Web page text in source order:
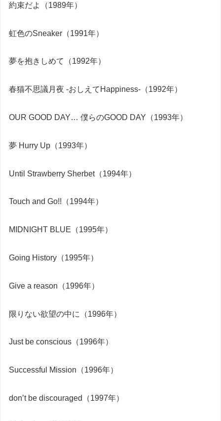
約束だよ（1989年）
虹色のSneaker（1991年）
夢を抱きしめて（1992年）
春猫不思議月夜 -おしえてHappiness-（1992年）
OUR GOOD DAY… 僕らのGOOD DAY（1993年）
夢 Hurry Up（1993年）
Until Strawberry Sherbet（1994年）
Touch and Go!!（1994年）
MIDNIGHT BLUE（1995年）
Going History（1995年）
Give a reason（1996年）
限りない欲望の中に（1996年）
Just be conscious（1996年）
Successful Mission（1996年）
don’t be discouraged（1997年）